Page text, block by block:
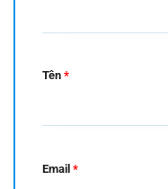
Tên *
Email *